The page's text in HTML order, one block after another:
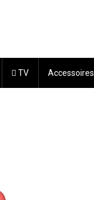
 TV Accessoires